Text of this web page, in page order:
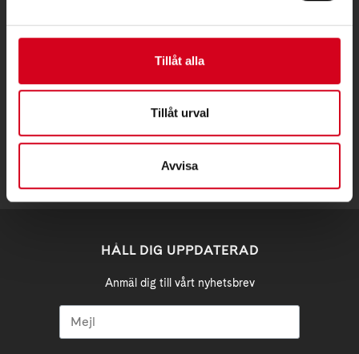
Tillåt alla
Tillåt urval
Avvisa
Postadress:
Samma som besöksadress
stockholm@neuro.se
HÅLL DIG UPPDATERAD
Anmäl dig till vårt nyhetsbrev